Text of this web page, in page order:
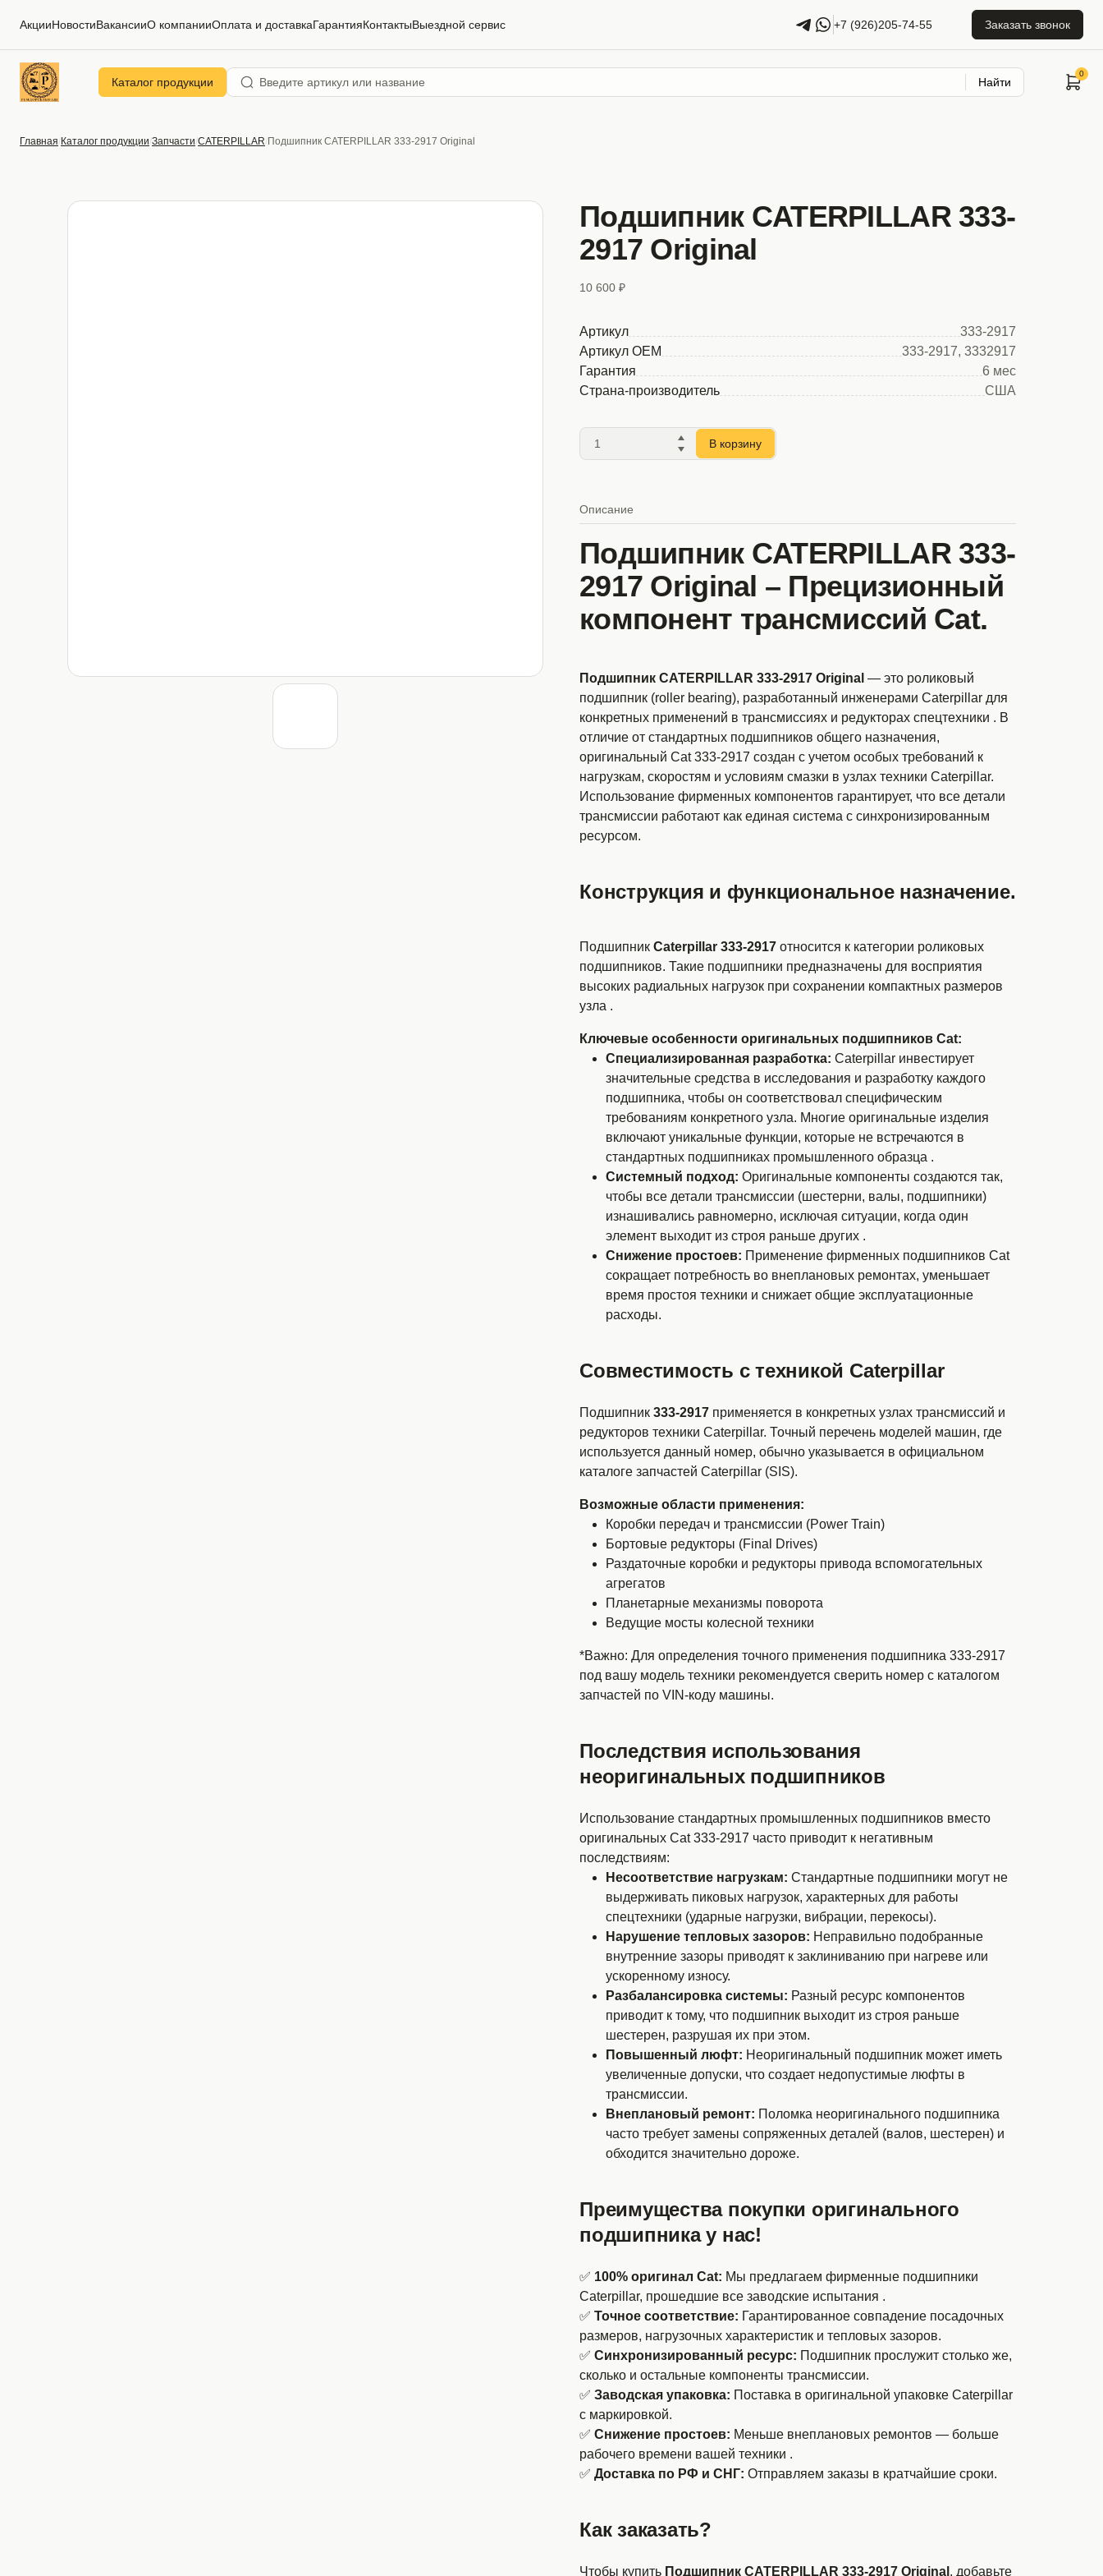
АкцииНовостиВакансииО компанииОплата и доставкаГарантияКонтактыВыездной сервис +7 (926)205-74-55 Заказать звонок
Каталог продукции Найти
Главная Каталог продукции Запчасти CATERPILLAR Подшипник CATERPILLAR 333-2917 Original
Подшипник CATERPILLAR 333-
2917 Original
10 600 ₽
Артикул
333-2917
Артикул OEM
333-2917, 3332917
Гарантия
6 мес
Страна-производитель
США
В корзину
Описание
Подшипник CATERPILLAR 333-
2917 Original – Прецизионный
компонент трансмиссий Cat.
Подшипник CATERPILLAR 333-2917 Original — это роликовый
подшипник (roller bearing), разработанный инженерами Caterpillar для
конкретных применений в трансмиссиях и редукторах спецтехники . В
отличие от стандартных подшипников общего назначения,
оригинальный Cat 333-2917 создан с учетом особых требований к
нагрузкам, скоростям и условиям смазки в узлах техники Caterpillar.
Использование фирменных компонентов гарантирует, что все детали
трансмиссии работают как единая система с синхронизированным
ресурсом.
Конструкция и функциональное назначение.
Подшипник Caterpillar 333-2917 относится к категории роликовых
подшипников. Такие подшипники предназначены для восприятия
высоких радиальных нагрузок при сохранении компактных размеров
узла .
Ключевые особенности оригинальных подшипников Cat:
Специализированная разработка: Caterpillar инвестирует
значительные средства в исследования и разработку каждого
подшипника, чтобы он соответствовал специфическим
требованиям конкретного узла. Многие оригинальные изделия
включают уникальные функции, которые не встречаются в
стандартных подшипниках промышленного образца .
Системный подход: Оригинальные компоненты создаются так,
чтобы все детали трансмиссии (шестерни, валы, подшипники)
изнашивались равномерно, исключая ситуации, когда один
элемент выходит из строя раньше других .
Снижение простоев: Применение фирменных подшипников Cat
сокращает потребность во внеплановых ремонтах, уменьшает
время простоя техники и снижает общие эксплуатационные
расходы.
Совместимость с техникой Caterpillar
Подшипник 333-2917 применяется в конкретных узлах трансмиссий и
редукторов техники Caterpillar. Точный перечень моделей машин, где
используется данный номер, обычно указывается в официальном
каталоге запчастей Caterpillar (SIS).
Возможные области применения:
Коробки передач и трансмиссии (Power Train)
Бортовые редукторы (Final Drives)
Раздаточные коробки и редукторы привода вспомогательных
агрегатов
Планетарные механизмы поворота
Ведущие мосты колесной техники
*Важно: Для определения точного применения подшипника 333-2917
под вашу модель техники рекомендуется сверить номер с каталогом
запчастей по VIN-коду машины.
Последствия использования
неоригинальных подшипников
Использование стандартных промышленных подшипников вместо
оригинальных Cat 333-2917 часто приводит к негативным
последствиям:
Несоответствие нагрузкам: Стандартные подшипники могут не
выдерживать пиковых нагрузок, характерных для работы
спецтехники (ударные нагрузки, вибрации, перекосы).
Нарушение тепловых зазоров: Неправильно подобранные
внутренние зазоры приводят к заклиниванию при нагреве или
ускоренному износу.
Разбалансировка системы: Разный ресурс компонентов
приводит к тому, что подшипник выходит из строя раньше
шестерен, разрушая их при этом.
Повышенный люфт: Неоригинальный подшипник может иметь
увеличенные допуски, что создает недопустимые люфты в
трансмиссии.
Внеплановый ремонт: Поломка неоригинального подшипника
часто требует замены сопряженных деталей (валов, шестерен) и
обходится значительно дороже.
Преимущества покупки оригинального
подшипника у нас!
✅ 100% оригинал Cat: Мы предлагаем фирменные подшипники
Caterpillar, прошедшие все заводские испытания .
✅ Точное соответствие: Гарантированное совпадение посадочных
размеров, нагрузочных характеристик и тепловых зазоров.
✅ Синхронизированный ресурс: Подшипник прослужит столько же,
сколько и остальные компоненты трансмиссии.
✅ Заводская упаковка: Поставка в оригинальной упаковке Caterpillar
с маркировкой.
✅ Снижение простоев: Меньше внеплановых ремонтов — больше
рабочего времени вашей техники .
✅ Доставка по РФ и СНГ: Отправляем заказы в кратчайшие сроки.
Как заказать?
Чтобы купить Подшипник CATERPILLAR 333-2917 Original , добавьте